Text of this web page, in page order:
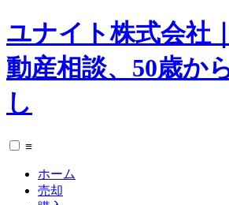
ユナイト株式会社
動産相談、50歳か
し
≡
ホーム
売却